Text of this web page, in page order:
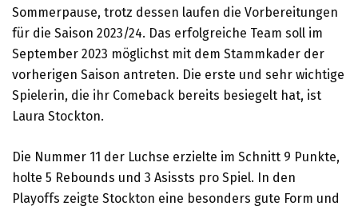
Sommerpause, trotz dessen laufen die Vorbereitungen
für die Saison 2023/24. Das erfolgreiche Team soll im
September 2023 möglichst mit dem Stammkader der
vorherigen Saison antreten. Die erste und sehr wichtige
Spielerin, die ihr Comeback bereits besiegelt hat, ist
Laura Stockton.
Die Nummer 11 der Luchse erzielte im Schnitt 9 Punkte,
holte 5 Rebounds und 3 Asissts pro Spiel. In den
Playoffs zeigte Stockton eine besonders gute Form und